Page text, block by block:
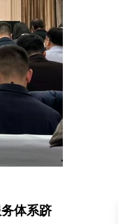
体系跻